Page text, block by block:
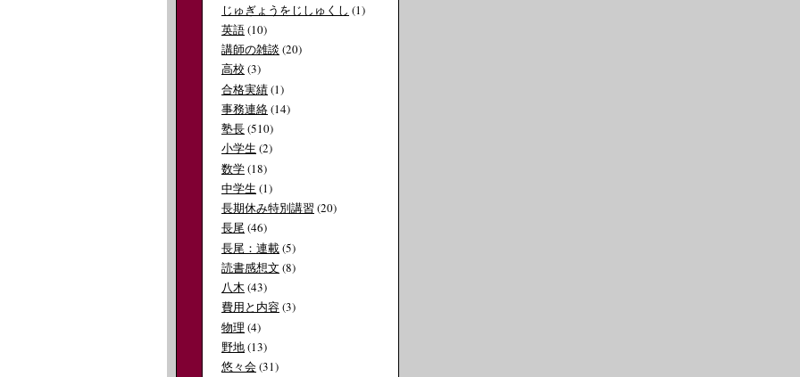
じゅぎょうをじしゅくし (1)
英語(10)
講師の雑談 (20)
高校 (3)
合格実績(1)
事務連絡(14)
塾長(510)
小学生 (2)
数学(18)
中学生 (1)
長期休み特別講習 (20)
長尾(46)
長尾：連載(5)
読書感想文 (8)
八木 (43)
費用と内容(3)
物理 (4)
野地(13)
悠々会(31)